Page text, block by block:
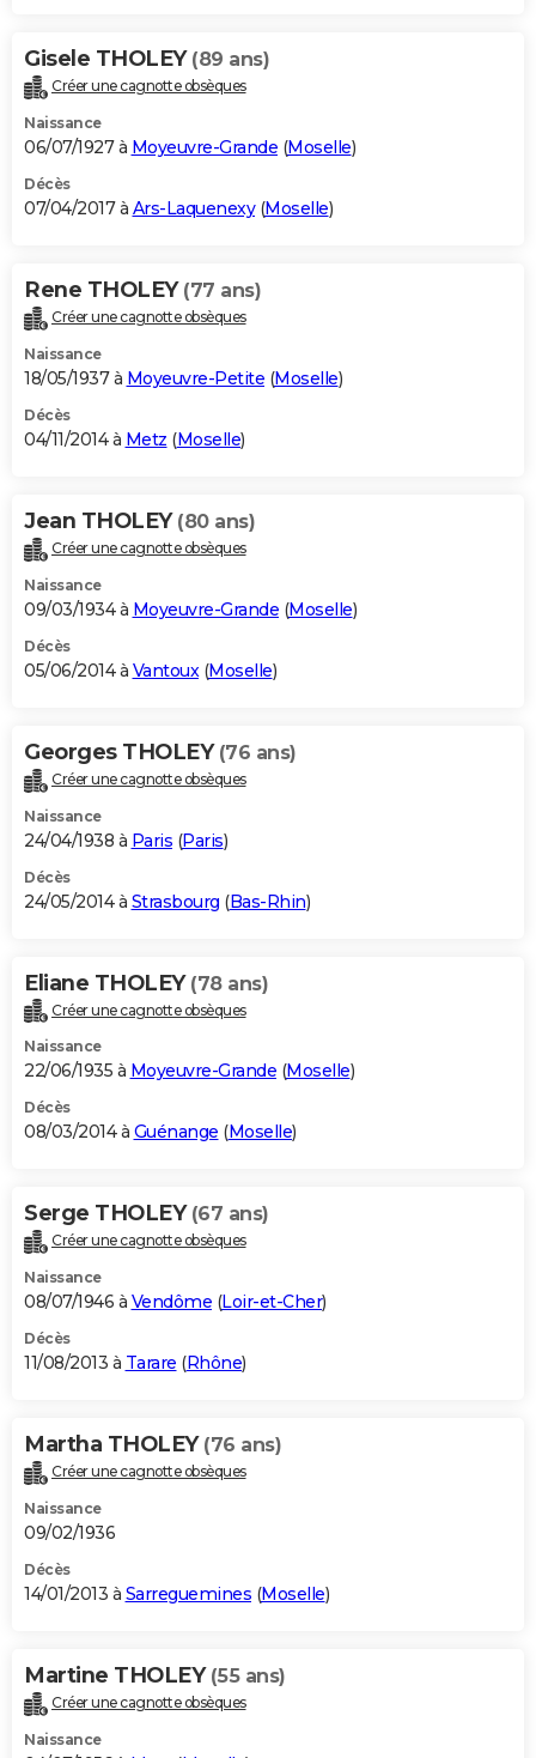
Gisele THOLEY (89 ans)
Créer une cagnotte obsèques
Naissance
06/07/1927 à Moyeuvre-Grande (Moselle)
Décès
07/04/2017 à Ars-Laquenexy(Moselle)
Rene THOLEY (77 ans)
Créer une cagnotte obsèques
Naissance
18/05/1937 à Moyeuvre-Petite (Moselle)
Décès
04/11/2014 à Metz (Moselle)
Jean THOLEY (80 ans)
Créer une cagnotte obsèques
Naissance
09/03/1934 à Moyeuvre-Grande (Moselle)
Décès
05/06/2014 à Vantoux(Moselle)
Georges THOLEY (76 ans)
Créer une cagnotte obsèques
Naissance
24/04/1938 à Paris (Paris)
Décès
24/05/2014 à Strasbourg (Bas-Rhin)
Eliane THOLEY (78 ans)
Créer une cagnotte obsèques
Naissance
22/06/1935 à Moyeuvre-Grande (Moselle)
Décès
08/03/2014 à Guénange (Moselle)
Serge THOLEY (67 ans)
Créer une cagnotte obsèques
Naissance
08/07/1946 à Vendôme (Loir-et-Cher)
Décès
11/08/2013 à Tarare (Rhône)
Martha THOLEY (76 ans)
Créer une cagnotte obsèques
Naissance
09/02/1936
Décès
14/01/2013 à Sarreguemines (Moselle)
Martine THOLEY (55 ans)
Créer une cagnotte obsèques
Naissance